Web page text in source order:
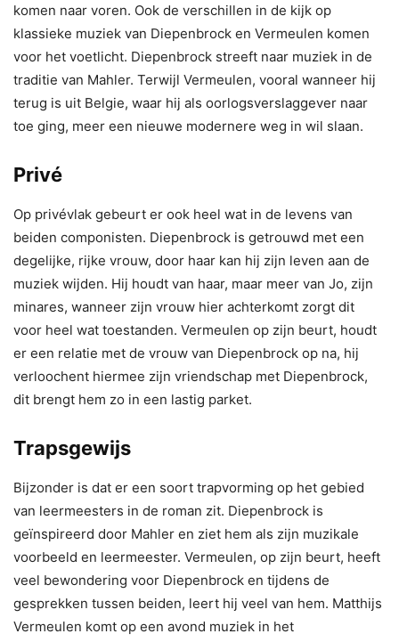
komen naar voren. Ook de verschillen in de kijk op
klassieke muziek van Diepenbrock en Vermeulen komen
voor het voetlicht. Diepenbrock streeft naar muziek in de
traditie van Mahler. Terwijl Vermeulen, vooral wanneer hij
terug is uit Belgie, waar hij als oorlogsverslaggever naar
toe ging, meer een nieuwe modernere weg in wil slaan.
Privé
Op privévlak gebeurt er ook heel wat in de levens van
beiden componisten. Diepenbrock is getrouwd met een
degelijke, rijke vrouw, door haar kan hij zijn leven aan de
muziek wijden. Hij houdt van haar, maar meer van Jo, zijn
minares, wanneer zijn vrouw hier achterkomt zorgt dit
voor heel wat toestanden. Vermeulen op zijn beurt, houdt
er een relatie met de vrouw van Diepenbrock op na, hij
verloochent hiermee zijn vriendschap met Diepenbrock,
dit brengt hem zo in een lastig parket.
Trapsgewijs
Bijzonder is dat er een soort trapvorming op het gebied
van leermeesters in de roman zit. Diepenbrock is
geïnspireerd door Mahler en ziet hem als zijn muzikale
voorbeeld en leermeester. Vermeulen, op zijn beurt, heeft
veel bewondering voor Diepenbrock en tijdens de
gesprekken tussen beiden, leert hij veel van hem. Matthijs
Vermeulen komt op een avond muziek in het